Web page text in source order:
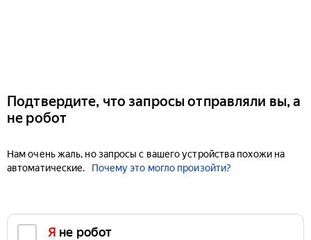
Подтвердите, что запросы отправляли вы, а
не робот
Нам очень жаль, но запросы с вашего устройства похожи на
автоматические.
Почему это могло произойти?
Я не робот